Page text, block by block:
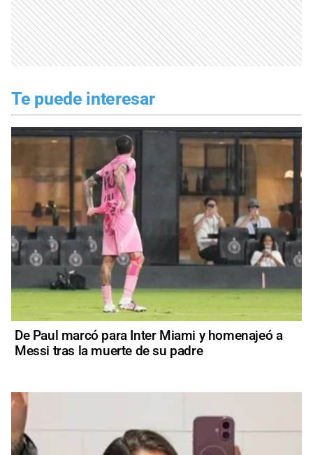
Te puede interesar
De Paul marcó para Inter Miami y homenajeó a
Messi tras la muerte de su padre